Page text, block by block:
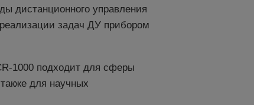
дистанционного управления
задач ДУ прибором
1000 подходит для сферы
для научных